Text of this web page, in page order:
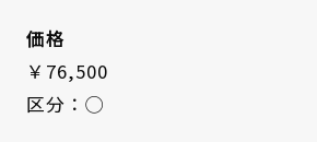
価格
￥76,500
区分：◯